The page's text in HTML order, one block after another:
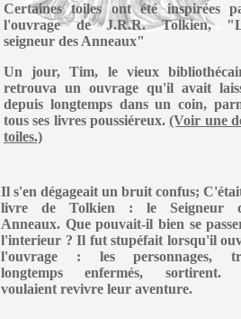
Certaines toiles ont été inspirées
l'ouvrage de J.R.R. Tolkien,
seigneur des Anneaux"
Un jour, Tim, le vieux
retrouva un ouvrage qu'il avait
depuis longtemps dans un coin,
tous ses livres poussiéreux.(Voir une
toiles.)
Il s'en dégageait un bruit confus;
livre de Tolkien : le Seigneur
Anneaux. Que pouvait-il bien se
l'interieur ? Il fut stupéfait lorsqu'il
l'ouvrage : les personnages,
longtemps enfermés, sortirent.
voulaient revivre leur aventure.